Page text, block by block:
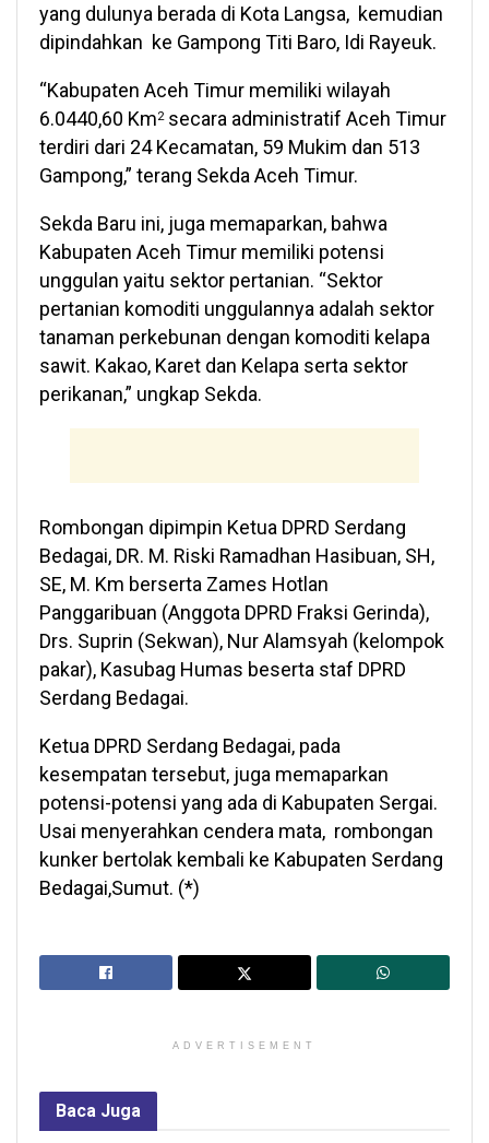
yang dulunya berada di Kota Langsa, kemudian
dipindahkan ke Gampong Titi Baro, Idi Rayeuk.
“Kabupaten Aceh Timur memiliki wilayah
6.0440,60 Km2secara administratif Aceh Timur
terdiri dari 24 Kecamatan, 59 Mukim dan 513
Gampong,” terang Sekda Aceh Timur.
Sekda Baru ini, juga memaparkan, bahwa
Kabupaten Aceh Timur memiliki potensi
unggulan yaitu sektor pertanian. “Sektor
pertanian komoditi unggulannya adalah sektor
tanaman perkebunan dengan komoditi kelapa
sawit. Kakao, Karet dan Kelapa serta sektor
perikanan,” ungkap Sekda.
Rombongan dipimpin Ketua DPRD Serdang
Bedagai, DR. M. Riski Ramadhan Hasibuan, SH,
SE, M. Km berserta Zames Hotlan
Panggaribuan (Anggota DPRD Fraksi Gerinda),
Drs. Suprin (Sekwan), Nur Alamsyah (kelompok
pakar), Kasubag Humas beserta staf DPRD
Serdang Bedagai.
Ketua DPRD Serdang Bedagai, pada
kesempatan tersebut, juga memaparkan
potensi-potensi yang ada di Kabupaten Sergai.
Usai menyerahkan cendera mata, rombongan
kunker bertolak kembali ke Kabupaten Serdang
Bedagai,Sumut. (*)
ADVERTISEMENT
Baca Juga